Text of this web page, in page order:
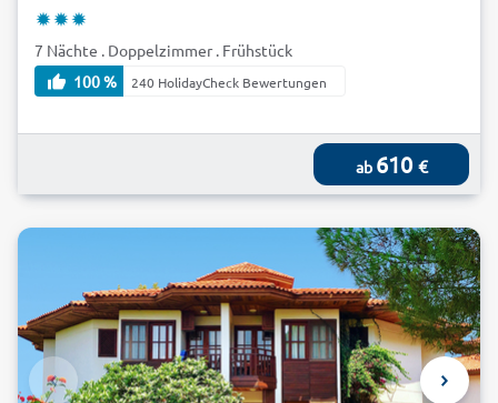
7 Nächte . Doppelzimmer . Frühstück
100 %
240 HolidayCheck Bewertungen
ab 610 €